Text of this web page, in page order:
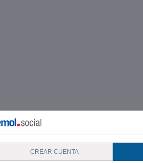
CREAR CUENTA